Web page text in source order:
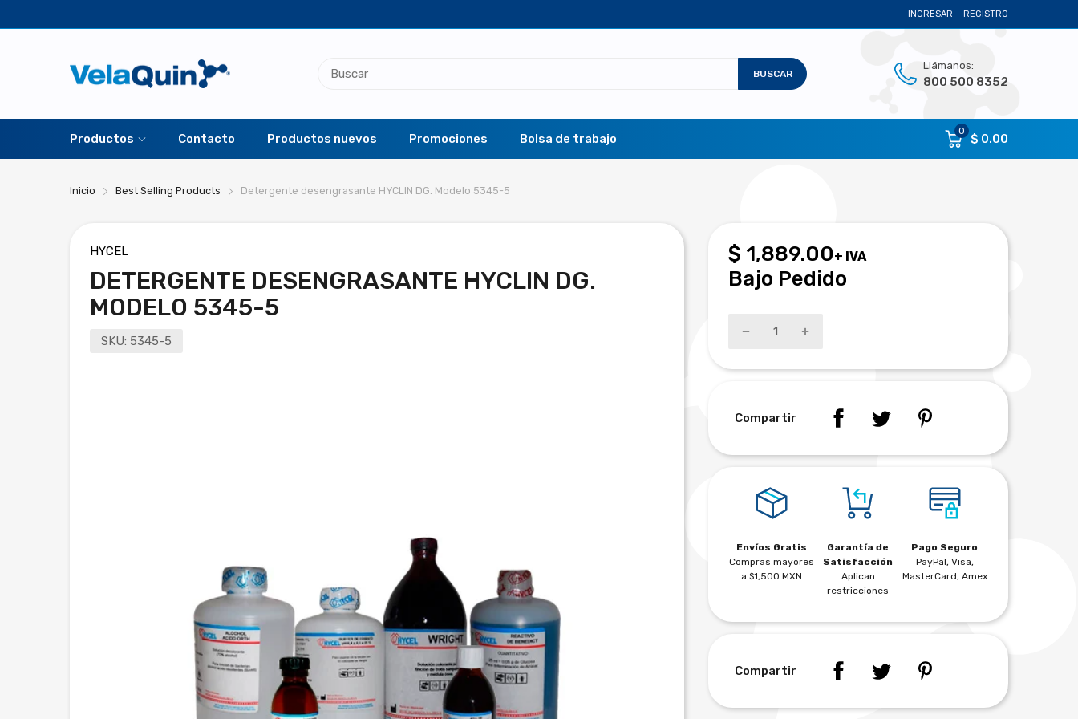
INGRESAR REGISTRO
BUSCAR
Llámanos:
800 500 8352
Productos Contacto Productos nuevos Promociones Bolsa de trabajo
0
$ 0.00
Inicio Best Selling Products Detergente desengrasante HYCLIN DG. Modelo 5345-5
HYCEL
DETERGENTE DESENGRASANTE HYCLIN DG.
MODELO 5345-5
SKU: 5345-5
$ 1,889.00+ IVA
Bajo Pedido
Compartir
Envíos Gratis
Compras mayores
a $1,500 MXN
Garantía de
Satisfacción
Aplican
restricciones
Pago Seguro
PayPal, Visa,
MasterCard, Amex
Compartir